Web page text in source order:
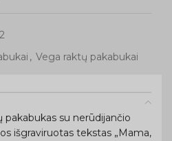
, Vega raktų pakabukai
pakabukas su nerūdijančio
išgraviruotas tekstas „Mama,